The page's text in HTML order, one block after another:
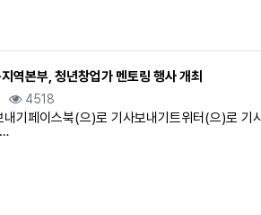
역본부, 청년창업가 멘토링 행사 개최
조회
4518
내기페이스북(으)로 기사보내기트위터(으)로